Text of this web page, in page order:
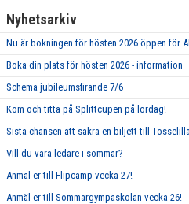
Nyhetsarkiv
Nu är bokningen för hösten 2026 öppen för
Boka din plats för hösten 2026 - information
Schema jubileumsfirande 7/6
Kom och titta på Splittcupen på lördag!
Sista chansen att säkra en biljett till
Vill du vara ledare i sommar?
Anmäl er till Flipcamp vecka 27!
Anmäl er till Sommargympaskolan vecka 26!